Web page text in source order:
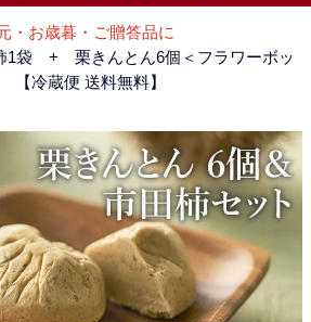
・お歳暮・ご贈答品に
1袋 + 栗きんとん6個＜フラワーボッ
冷蔵便 送料無料】